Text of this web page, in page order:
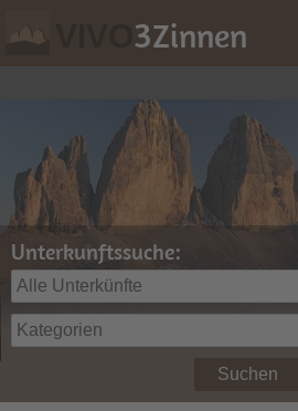
3Zinnen
Unterkunftssuche:
Suchen